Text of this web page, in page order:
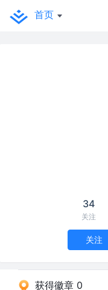
首页
34
关注
关注
获得徽章 0